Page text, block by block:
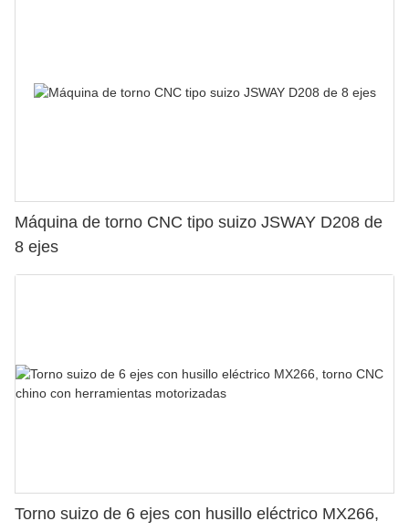
Máquina de torno CNC tipo suizo JSWAY D208 de
8 ejes
Torno suizo de 6 ejes con husillo eléctrico MX266,